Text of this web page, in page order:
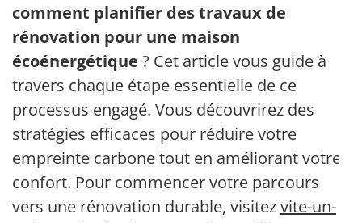
comment planifier des travaux de
rénovation pour une maison
écoénergétique ? Cet article vous guide à
travers chaque étape essentielle de ce
processus engagé. Vous découvrirez des
stratégies efficaces pour réduire votre
empreinte carbone tout en améliorant votre
confort. Pour commencer votre parcours
vers une rénovation durable, visitezvite-un-